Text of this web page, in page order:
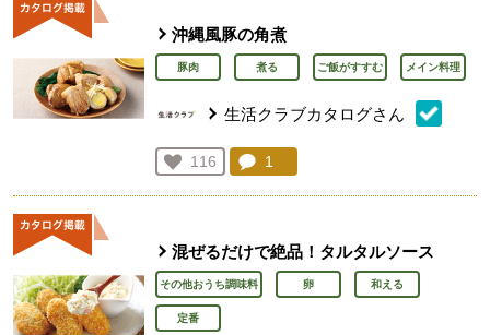
沖縄風豚の角煮
豚肉 煮る ご飯がすすむ メイン料理
生活クラブカタログさん
お気に入り登録：
116
人が登録
コメント：
1
混ぜるだけで絶品！タルタルソース
その他おうち調味料 卵 和える
定番